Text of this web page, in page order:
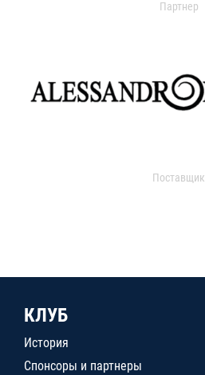
Партнер
Поставщик
КЛУБ
История
Спонсоры и партнеры